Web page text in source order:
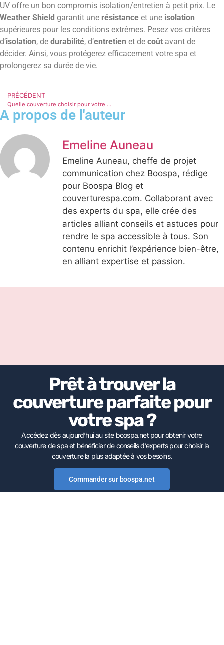
UV offre un bon compromis isolation/entretien à petit prix. Le
Weather Shield garantit une résistance et une isolation
supérieures pour les conditions extrêmes. Pesez vos critères
d’isolation, de durabilité, d’entretien et de coût avant de
décider. Ainsi, vous protégerez efficacement votre spa et
prolongerez sa durée de vie.
PRÉCÉDENT
Quelle couverture choisir pour votre spa de nage ?
A propos de l'auteur
Emeline Auneau
Emeline Auneau, cheffe de projet
communication chez Boospa, rédige
pour Boospa Blog et
couverturespa.com. Collaborant avec
des experts du spa, elle crée des
articles alliant conseils et astuces pour
rendre le spa accessible à tous. Son
contenu enrichit l’expérience bien-être,
en alliant expertise et passion.
Prêt à trouver la
couverture parfaite pour
votre spa ?
Accédez dès aujourd’hui au site boospa.net pour obtenir votre
couverture de spa et bénéficier de conseils d’experts pour choisir la
couverture la plus adaptée à vos besoins.
Commander sur boospa.net